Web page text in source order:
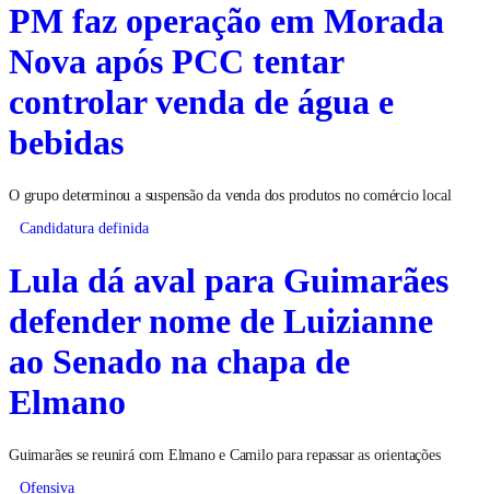
PM faz operação em Morada
Nova após PCC tentar
controlar venda de água e
bebidas
O grupo determinou a suspensão da venda dos produtos no comércio local
Candidatura definida
Lula dá aval para Guimarães
defender nome de Luizianne
ao Senado na chapa de
Elmano
Guimarães se reunirá com Elmano e Camilo para repassar as orientações
Ofensiva